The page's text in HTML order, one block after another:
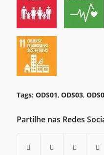
Tags: ODS01, ODS03,
Partilhe nas Redes